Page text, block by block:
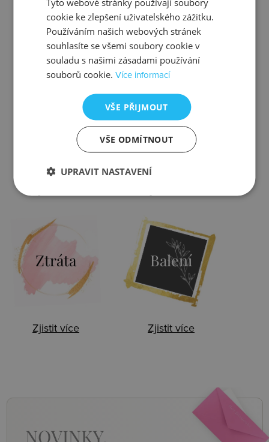
Zjistit více Zjistit více
Kontrola Výměna
Ztráta
Zjistit více
Balení
Zjistit více
NOVINKY,
cookie ke zlepšení uživatelského zážitku.
Používáním našich webových stránek
souhlasíte se všemi soubory cookie v
souladu s našimi zásadami používání
souborů cookie.Více informací
VŠE PŘIJMOUT
VŠE ODMÍTNOUT
UPRAVIT NASTAVENÍ